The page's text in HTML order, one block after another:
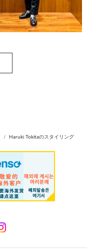
Haruki Tokitaのスタイリング